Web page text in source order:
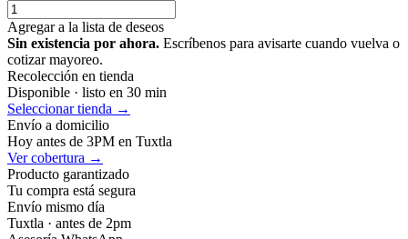
Agregar a la lista de deseos
Sin existencia por ahora. Escríbenos para avisarte cuando vuelva o
cotizar mayoreo.
Recolección en tienda
Disponible · listo en 30 min
Seleccionar tienda →
Envío a domicilio
Hoy antes de 3PM en Tuxtla
Ver cobertura →
Producto garantizado
Tu compra está segura
Envío mismo día
Tuxtla · antes de 2pm